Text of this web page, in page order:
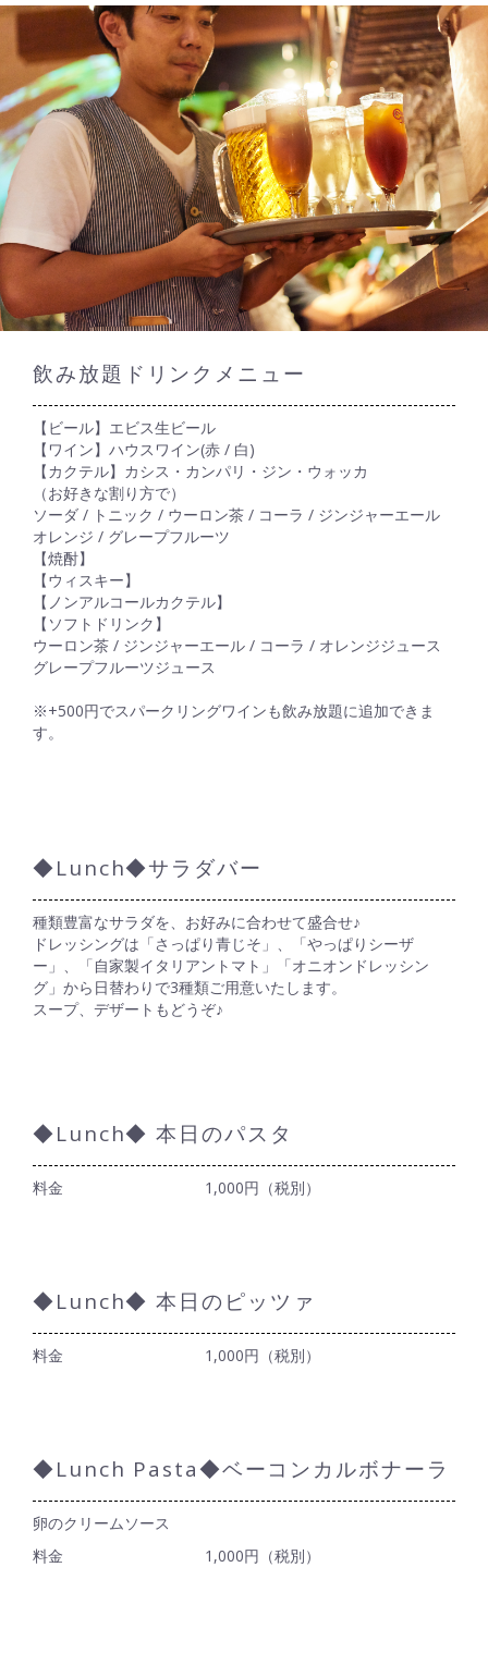
飲み放題ドリンクメニュー
【ビール】エビス生ビール
【ワイン】ハウスワイン(赤 / 白)
【カクテル】カシス・カンパリ・ジン・ウォッカ
（お好きな割り方で）
ソーダ / トニック / ウーロン茶 / コーラ / ジンジャーエール
オレンジ / グレープフルーツ
【焼酎】
【ウィスキー】
【ノンアルコールカクテル】
【ソフトドリンク】
ウーロン茶 / ジンジャーエール / コーラ / オレンジジュース
グレープフルーツジュース
※+500円でスパークリングワインも飲み放題に追加できま
す。
◆Lunch◆サラダバー
種類豊富なサラダを、お好みに合わせて盛合せ♪
ドレッシングは「さっぱり青じそ」、「やっぱりシーザ
ー」、「自家製イタリアントマト」「オニオンドレッシン
グ」から日替わりで3種類ご用意いたします。
スープ、デザートもどうぞ♪
◆Lunch◆ 本日のパスタ
料金 1,000円（税別）
◆Lunch◆ 本日のピッツァ
料金 1,000円（税別）
◆Lunch Pasta◆ベーコンカルボナーラ
卵のクリームソース
料金
1,000円（税別）